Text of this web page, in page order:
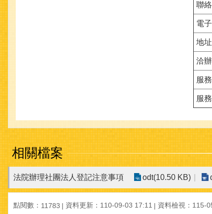
聯
電
地址
洽
服
服
相關檔案
法院辦理社團法人登記注意事項 odt(10.50 KB)
點閱數： 11783 資料更新：110-09-03 17:11 資料檢視：115-